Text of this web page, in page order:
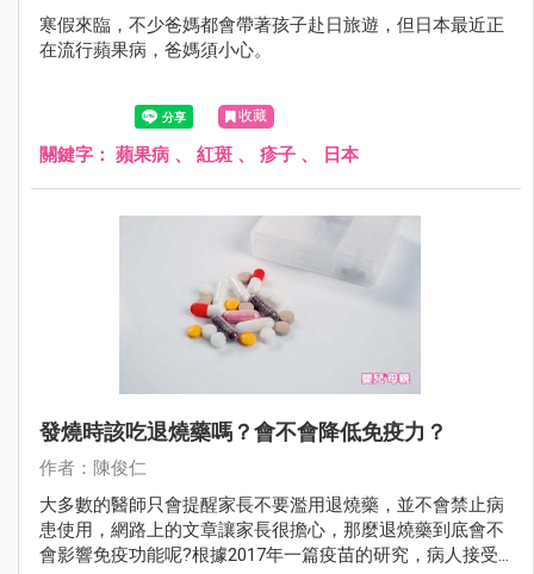
寒假來臨，不少爸媽都會帶著孩子赴日旅遊，但日本最近正
在流行蘋果病，爸媽須小心。
收藏
關鍵字： 蘋果病 、 紅斑 、 疹子 、 日本
發燒時該吃退燒藥嗎？會不會降低免疫力？
作者：陳俊仁
大多數的醫師只會提醒家長不要濫用退燒藥，並不會禁止病
患使用，網路上的文章讓家長很擔心，那麼退燒藥到底會不
會影響免疫功能呢?根據2017年一篇疫苗的研究，病人接受